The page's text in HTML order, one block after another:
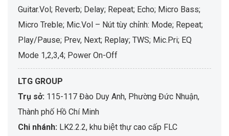
Guitar.Vol; Reverb; Delay; Repeat; Echo; Micro Bass;
Micro Treble; Mic.Vol – Nút tùy chỉnh: Mode; Repeat;
Play/Pause; Prev, Next; Replay; TWS; Mic.Pri; EQ
Mode 1,2,3,4; Power On-Off
LTG GROUP
Trụ sở: 115-117 Đào Duy Anh, Phường Đức Nhuận,
Thành phố Hồ Chí Minh
Chi nhánh: LK2.2.2, khu biệt thự cao cấp FLC